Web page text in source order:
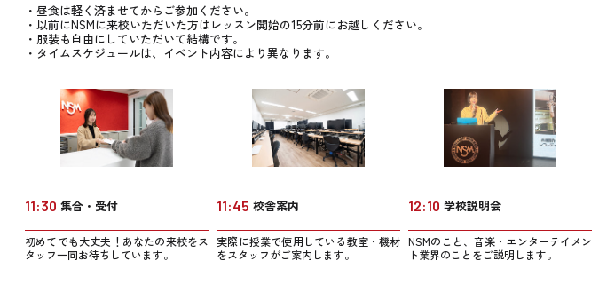
・昼食は軽く済ませてからご参加ください。
・以前にNSMに来校いただいた方はレッスン開始の15分前にお越しください。
・服装も自由にしていただいて結構です。
・タイムスケジュールは、イベント内容により異なります。
11:30 集合・受付
初めてでも大丈夫！あなたの来校をス
タッフ一同お待ちしています。
11:45 校舎案内
実際に授業で使用している教室・機材
をスタッフがご案内します。
12:10 学校説明会
NSMのこと、音楽・エンターテイメン
ト業界のことをご説明します。